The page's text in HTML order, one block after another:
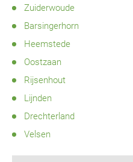
Zuiderwoude
Barsingerhorn
Heemstede
Oostzaan
Rijsenhout
Lijnden
Drechterland
Velsen